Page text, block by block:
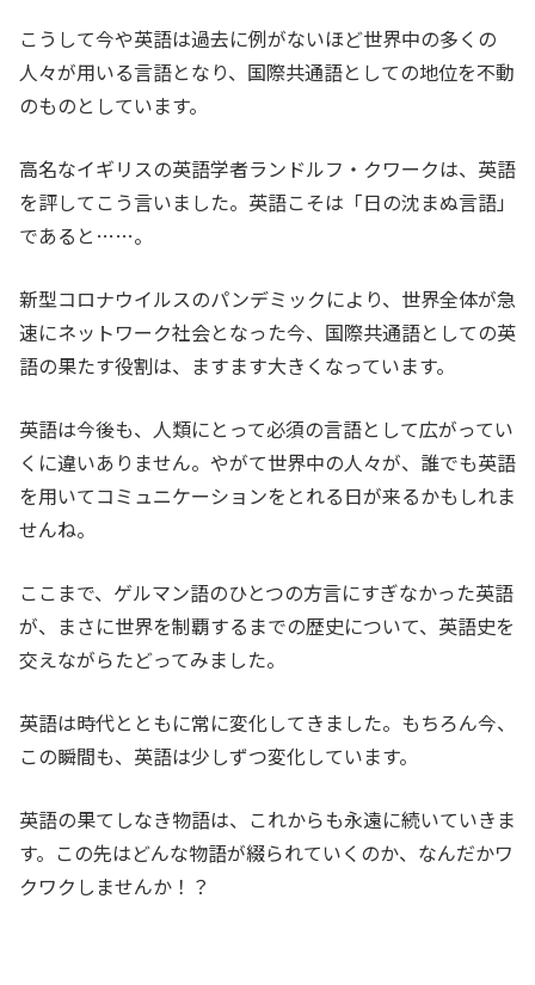
こうして今や英語は過去に例がないほど世界中の多くの
人々が用いる言語となり、国際共通語としての地位を不動
のものとしています。
高名なイギリスの英語学者ランドルフ・クワークは、英語
を評してこう言いました。英語こそは「日の沈まぬ言語」
であると……。
新型コロナウイルスのパンデミックにより、世界全体が急
速にネットワーク社会となった今、国際共通語としての英
語の果たす役割は、ますます大きくなっています。
英語は今後も、人類にとって必須の言語として広がってい
くに違いありません。やがて世界中の人々が、誰でも英語
を用いてコミュニケーションをとれる日が来るかもしれま
せんね。
ここまで、ゲルマン語のひとつの方言にすぎなかった英語
が、まさに世界を制覇するまでの歴史について、英語史を
交えながらたどってみました。
英語は時代とともに常に変化してきました。もちろん今、
この瞬間も、英語は少しずつ変化しています。
英語の果てしなき物語は、これからも永遠に続いていきま
す。この先はどんな物語が綴られていくのか、なんだかワ
クワクしませんか！？